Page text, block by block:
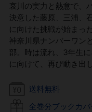
哀川の実力と熱意で、
決意した藤原、三浦、
に向けた挑戦が始まっ
神奈川県ナンバーワン
部。時は流れ、3年生
に向けて、再び動き出
送料無料
全巻分ブックカバ